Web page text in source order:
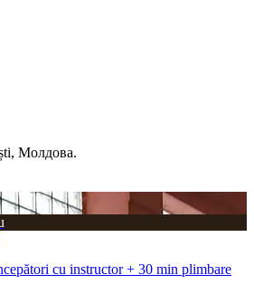
Молдова.
cu instructor + 30 min plimbare